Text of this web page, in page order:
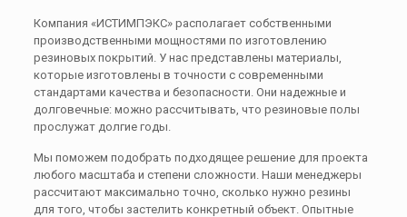
Компания «ИСТИМПЭКС» располагает собственными
производственными мощностями по изготовлению
резиновых покрытий. У нас представлены материалы,
которые изготовлены в точности с современными
стандартами качества и безопасности. Они надежные и
долговечные: можно рассчитывать, что резиновые полы
прослужат долгие годы.
Мы поможем подобрать подходящее решение для проекта
любого масштаба и степени сложности. Наши менеджеры
рассчитают максимально точно, сколько нужно резины
для того, чтобы застелить конкретный объект. Опытные